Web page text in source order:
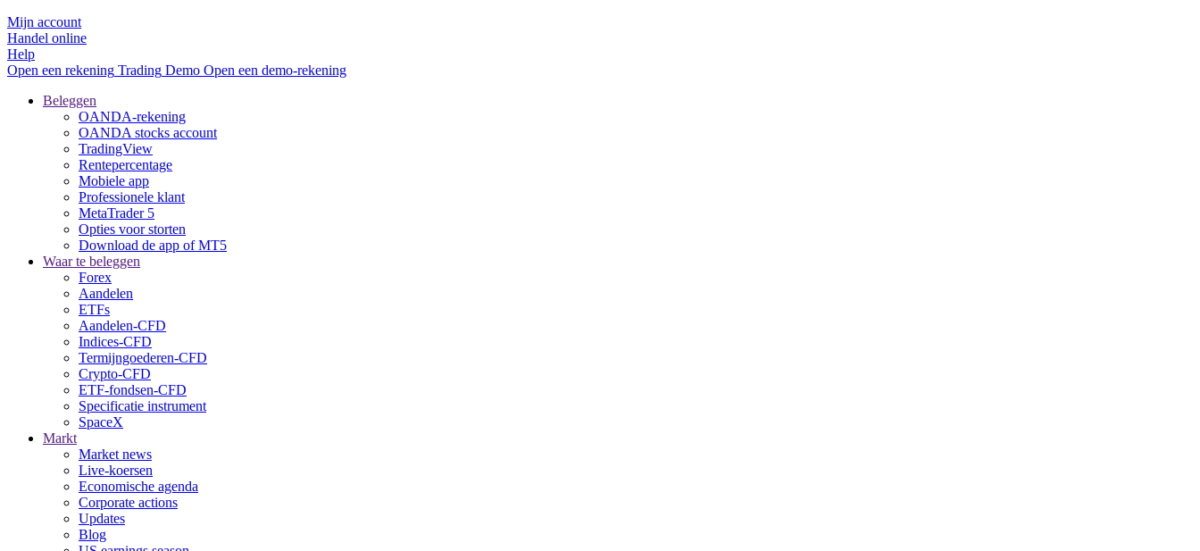
Mijn account
Handel online
Help
Open een rekening Trading Demo Open een demo-rekening
Beleggen
OANDA-rekening
OANDA stocks account
TradingView
Rentepercentage
Mobiele app
Professionele klant
MetaTrader 5
Opties voor storten
Download de app of MT5
Waar te beleggen
Forex
Aandelen
ETFs
Aandelen-CFD
Indices-CFD
Termijngoederen-CFD
Crypto-CFD
ETF-fondsen-CFD
Specificatie instrument
SpaceX
Markt
Market news
Live-koersen
Economische agenda
Corporate actions
Updates
Blog